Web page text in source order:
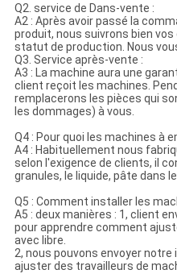
Q2. service de Dans-vente :
A2 : Après avoir passé la
produit, nous suivrons bien
statut de production. Nous
Q3. Service après-vente :
A3 : La machine aura une
client reçoit les machines.
remplacerons les pièces qui
les dommages) à vous.
Q4 : Pour quoi les machines à
A4 : Habituellement nous
selon l'exigence de clients, il
granules, le liquide, pâte dans
Q5 : Comment installer les
A5 : deux manières : 1, client
pour apprendre comment
avec libre.
2, nous pouvons envoyer
ajuster des travailleurs de